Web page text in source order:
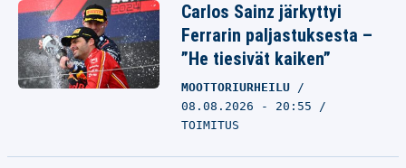
Carlos Sainz järkyttyi
Ferrarin paljastuksesta –
”He tiesivät kaiken”
MOOTTORIURHEILU
08.08.2026 - 20:55
TOIMITUS